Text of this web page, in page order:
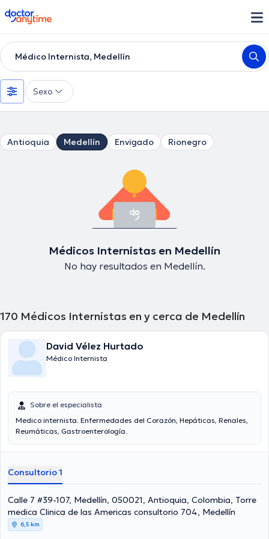
doctoranytime
Médico Internista, Medellín
Sexo
Antioquia Medellín Envigado Rionegro
Médicos Internistas en Medellín
No hay resultados en Medellín.
170 Médicos Internistas en y cerca de Medellín
David Vélez Hurtado
Médico Internista
Sobre el especialista
Medico internista. Enfermedades del Corazón, Hepáticas, Renales,
Reumáticas, Gastroenterología.
Consultorio 1
Calle 7 #39-107, Medellín, 050021, Antioquia, Colombia, Torre
medica Clinica de las Americas consultorio 704, Medellín
6,5 km